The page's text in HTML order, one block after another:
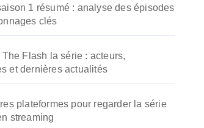
1 résumé : analyse des épisodes
clés
Flash la série : acteurs,
et dernières actualités
plateformes pour regarder la série
streaming